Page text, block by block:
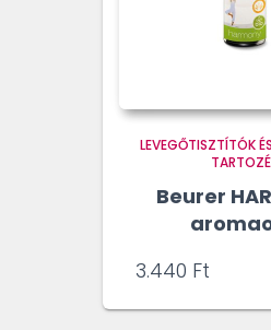
LEVEGŐTISZTÍTÓK
Beurer
3.440 Ft